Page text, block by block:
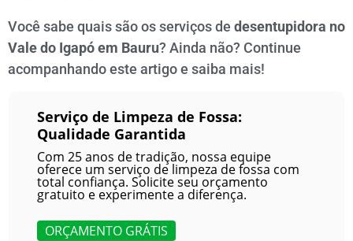
Você sabe quais são os serviços de desentupidora no
Vale do Igapóem Bauru? Ainda não? Continue
acompanhando este artigo e saiba mais!
Serviço de Limpeza de Fossa:
Qualidade Garantida
Com 25 anos de tradição, nossa equipe
oferece um serviço de limpeza de fossa com
total confiança. Solicite seu orçamento
gratuito e experimente a diferença.
ORÇAMENTO GRÁTIS